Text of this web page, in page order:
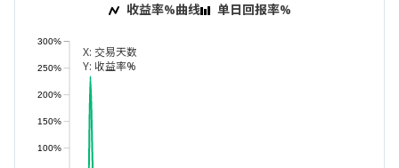
收益率%曲线 单日回报率%
X: 交易天数
Y: 收益率%
100%
150%
200%
250%
300%